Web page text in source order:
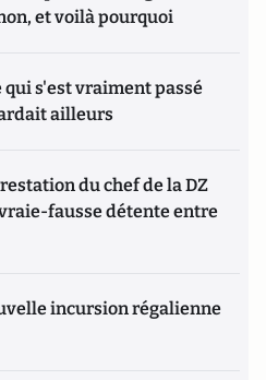
et voilà pourquoi
qui s'est vraiment passé
ailleurs
du chef de la DZ
fausse détente entre
incursion régalienne